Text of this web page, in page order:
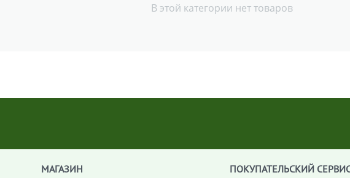
В этой категории нет товаров
МАГАЗИН ПОКУПАТЕЛЬСКИЙ